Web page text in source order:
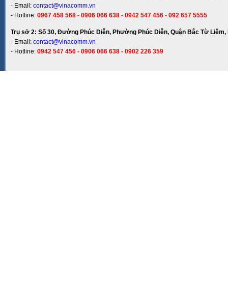
- Email: contact@vinacomm.vn
- Hotline: 0967 458 568 - 0906 066 638 - 0942 547 456 - 092 657 5555
Trụ sở 2: Số 30, Đường Phúc Diễn, Phường Phúc Diễn, Quận Bắc Từ Liêm,
- Email: contact@vinacomm.vn
- Hotline: 0942 547 456 - 0906 066 638 - 0902 226 359